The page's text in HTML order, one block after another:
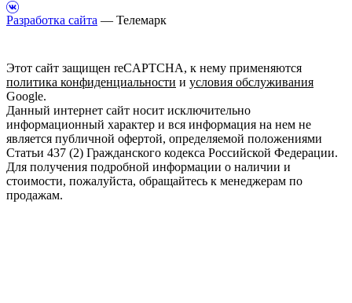
Разработка сайта — Телемарк
Этот сайт защищен reCAPTCHA, к нему применяются
политика конфиденциальности и условия обслуживания
Google.
Данный интернет сайт носит исключительно
информационный характер и вся информация на нем не
является публичной офертой, определяемой положениями
Статьи 437 (2) Гражданского кодекса Российской Федерации.
Для получения подробной информации о наличии и
стоимости, пожалуйста, обращайтесь к менеджерам по
продажам.